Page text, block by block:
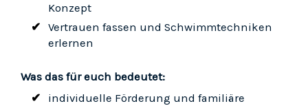
Konzept
Vertrauen fassen und Schwimmtechniken
erlernen
Was das für euch bedeutet:
individuelle Förderung und familiäre